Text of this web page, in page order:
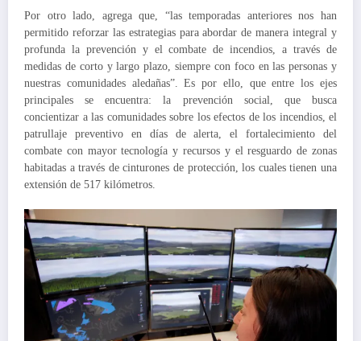
Por otro lado, agrega que, “las temporadas anteriores nos han
permitido reforzar las estrategias para abordar de manera integral y
profunda la prevención y el combate de incendios, a través de
medidas de corto y largo plazo, siempre con foco en las personas y
nuestras comunidades aledañas”. Es por ello, que entre los ejes
principales se encuentra: la prevención social, que busca
concientizar a las comunidades sobre los efectos de los incendios, el
patrullaje preventivo en días de alerta, el fortalecimiento del
combate con mayor tecnología y recursos y el resguardo de zonas
habitadas a través de cinturones de protección, los cuales tienen una
extensión de 517 kilómetros.